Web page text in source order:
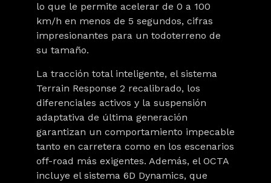
lo que le permite acelerar de 0 a 100
km/h en menos de 5 segundos, cifras
impresionantes para un todoterreno de
su tamaño.
La tracción total inteligente, el sistema
Terrain Response 2 recalibrado, los
diferenciales activos y la suspensión
adaptativa de última generación
garantizan un comportamiento impecable
tanto en carretera como en los escenarios
off-road más exigentes. Además, el OCTA
incluye el sistema 6D Dynamics, que